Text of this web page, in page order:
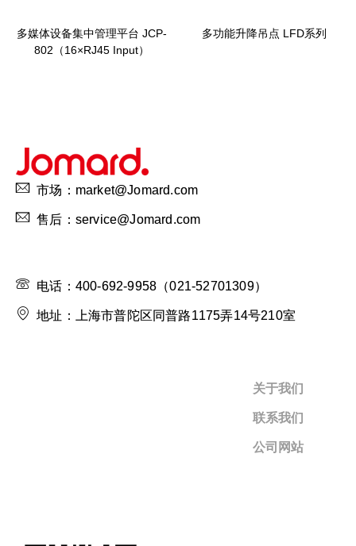
多媒体设备集中管理平台 JCP-
802（16×RJ45 Input）
多功能升降吊点 LFD系列
市场：market@Jomard.com
售后：service@Jomard.com
电话：400-692-9958（021-52701309）
地址：上海市普陀区同普路1175弄14号210室
关于我们
联系我们
公司网站